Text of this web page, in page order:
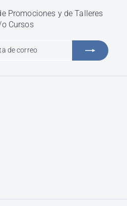
Promociones y de Talleres
Cursos